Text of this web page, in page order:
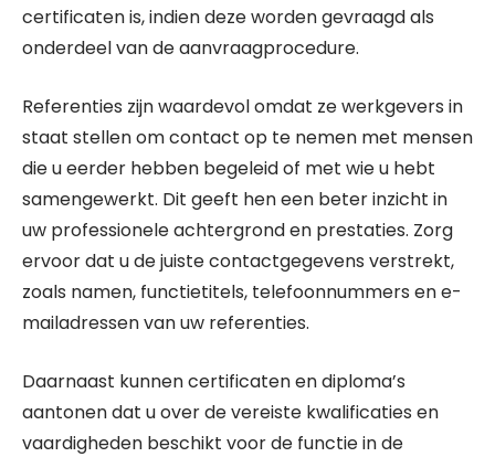
certificaten is, indien deze worden gevraagd als
onderdeel van de aanvraagprocedure.
Referenties zijn waardevol omdat ze werkgevers in
staat stellen om contact op te nemen met mensen
die u eerder hebben begeleid of met wie u hebt
samengewerkt. Dit geeft hen een beter inzicht in
uw professionele achtergrond en prestaties. Zorg
ervoor dat u de juiste contactgegevens verstrekt,
zoals namen, functietitels, telefoonnummers en e-
mailadressen van uw referenties.
Daarnaast kunnen certificaten en diploma’s
aantonen dat u over de vereiste kwalificaties en
vaardigheden beschikt voor de functie in de